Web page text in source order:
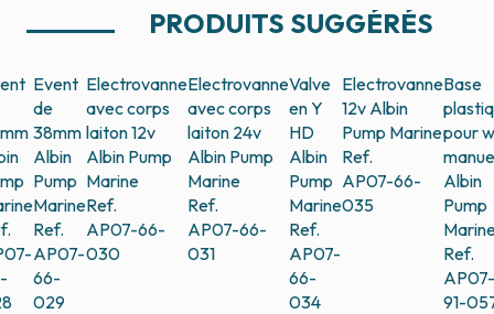
PRODUITS SUGGÉRÉS
Event
de
38mm
Albin
Pump
Marine
Ref.
AP07-
66-
029
Electrovanne
avec corps
laiton 12v
Albin Pump
Marine
Ref.
AP07-66-
030
Electrovanne
avec corps
laiton 24v
Albin Pump
Marine
Ref.
AP07-66-
031
Valve
en Y
HD
Albin
Pump
Marine
Ref.
AP07-
66-
034
Electrovanne
12v Albin
Pump Marine
Ref.
AP07-66-
035
Base
pour
Albin
Pump
Ref.
AP07-
91-